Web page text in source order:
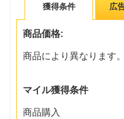
獲得条件 広
商品価格:
商品により異なります。
マイル獲得条件
商品購入